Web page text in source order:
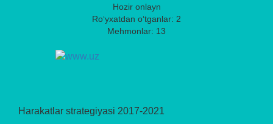
Hozir onlayn
Ro‘yxatdan o‘tganlar: 2
Mehmonlar: 13
Harakatlar strategiyasi 2017-2021